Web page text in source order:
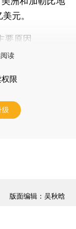
元。
要原因
读
限
级
版面编辑：吴秋晗